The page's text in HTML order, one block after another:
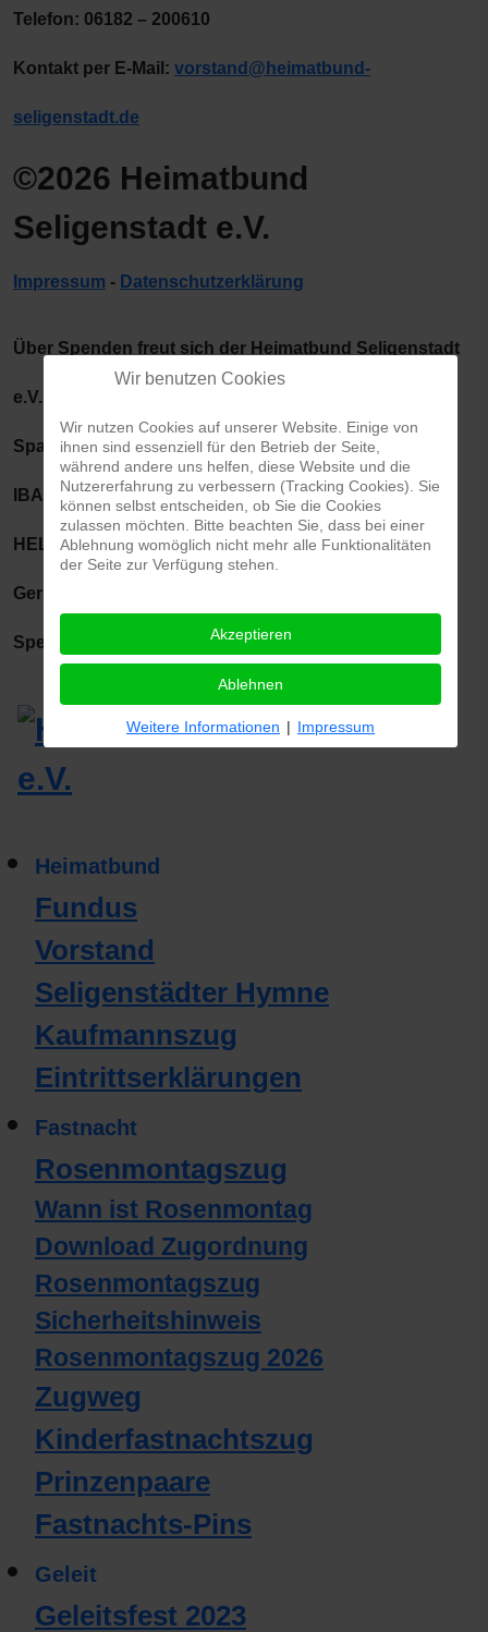
Telefon: 06182 – 200610
Kontakt per E-Mail: vorstand@heimatbund-
seligenstadt.de
©2026 Heimatbund
Seligenstadt e.V.
Impressum - Datenschutzerklärung
Über Spenden freut sich der Heimatbund Seligenstadt
e.V. unter der Bankverbindung:
Sparkasse Langen-Seligenstadt,
IBAN: DE86 5065 2124 0001 0072 77, BIC:
HELADEF1SLS
Gerne können die Spenden projektbezogen sein -
Spendenquittung erforderlich? Sprechen Sie uns an!
Heimatbund
Fundus
Vorstand
Seligenstädter Hymne
Kaufmannszug
Eintrittserklärungen
Fastnacht
Rosenmontagszug
Wann ist Rosenmontag
Download Zugordnung
Rosenmontagszug
Sicherheitshinweis
Rosenmontagszug 2026
Zugweg
Kinderfastnachtszug
Prinzenpaare
Fastnachts-Pins
Geleit
Geleitsfest 2023
Wir benutzen Cookies
Wir nutzen Cookies auf unserer Website. Einige von
ihnen sind essenziell für den Betrieb der Seite,
während andere uns helfen, diese Website und die
Nutzererfahrung zu verbessern (Tracking Cookies). Sie
können selbst entscheiden, ob Sie die Cookies
zulassen möchten. Bitte beachten Sie, dass bei einer
Ablehnung womöglich nicht mehr alle Funktionalitäten
der Seite zur Verfügung stehen.
Akzeptieren
Ablehnen
Weitere Informationen | Impressum